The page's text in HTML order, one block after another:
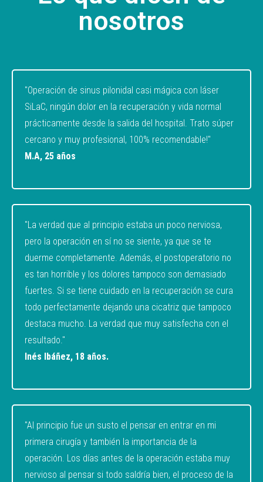
nosotros
"Operación de sinus pilonidal casi mágica con láser
SiLaC, ningún dolor en la recuperación y vida normal
prácticamente desde la salida del hospital. Trato súper
cercano y muy profesional, 100% recomendable!"
M.A, 25 años
"La verdad que al principio estaba un poco nerviosa,
pero la operación en sí no se siente, ya que se te
duerme completamente. Además, el postoperatorio no
es tan horrible y los dolores tampoco son demasiado
fuertes. Si se tiene cuidado en la recuperación se cura
todo perfectamente dejando una cicatriz que tampoco
destaca mucho. La verdad que muy satisfecha con el
resultado."
Inés Ibáñez, 18 años.
"Al principio fue un susto el pensar en entrar en mi
primera cirugía y también la importancia de la
operación. Los días antes de la operación estaba muy
nervioso al pensar si todo saldría bien, el proceso de la